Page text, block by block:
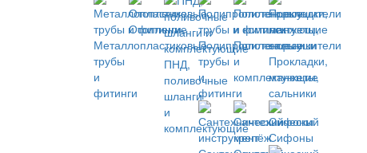
Металлопластиковые
трубы
и
фитинги
Отопление
ПНД,
поливочные
шланги
и
комплектующие
Полипропиленовые
трубы
и
фитинги
Полотенцесушители
и
комплектующие
Прокладки,
манжеты,
сальники
Сифоны